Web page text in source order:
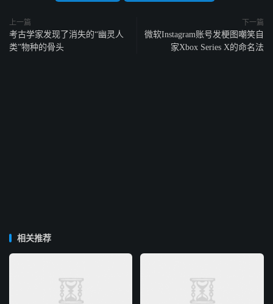
上一篇
考古学家发现了消失的“幽灵人
类”物种的骨头
下一篇
微软Instagram账号发梗图嘲笑自
家Xbox Series X的命名法
相关推荐